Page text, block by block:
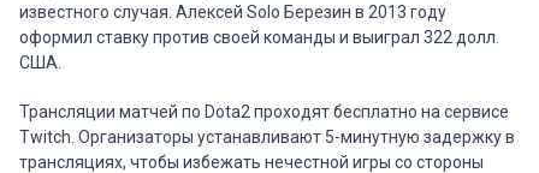
известного случая. Алексей Solo Березин в 2013 году
оформил ставку против своей команды и выиграл 322 долл.
США.
Трансляции матчей по Dota2 проходят бесплатно на сервисе
Twitch. Организаторы устанавливают 5-минутную задержку в
трансляциях, чтобы избежать нечестной игры со стороны